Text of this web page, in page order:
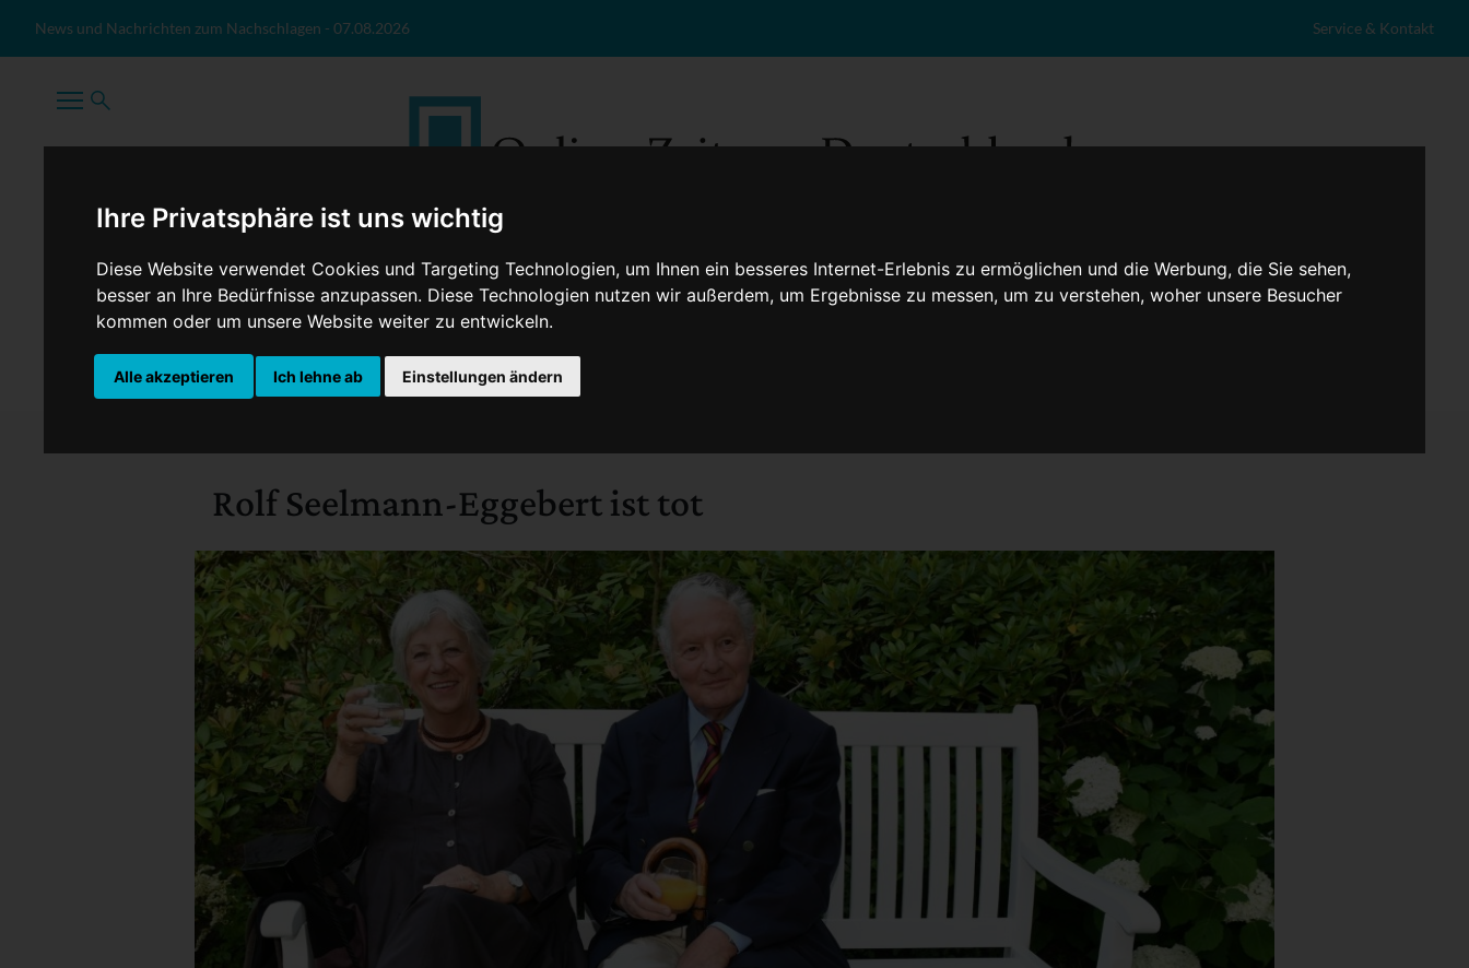
Ihre Privatsphäre ist uns wichtig
Diese Website verwendet Cookies und Targeting Technologien, um Ihnen ein besseres Internet-Erlebnis zu ermöglichen und die Werbung, die Sie sehen,
besser an Ihre Bedürfnisse anzupassen. Diese Technologien nutzen wir außerdem, um Ergebnisse zu messen, um zu verstehen, woher unsere Besucher
kommen oder um unsere Website weiter zu entwickeln.
Alle akzeptieren Ich lehne ab Einstellungen ändern
News und Nachrichten zum Nachschlagen - 07.08.2026 Service & Kontakt
TopNews Politik Sport Wirtschaft Firmennews Gesellschaft
Rolf Seelmann-Eggebert ist tot